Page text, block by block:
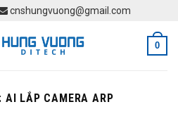
cnshungvuong@gmail.com
0
AI LẮP CAMERA ARP